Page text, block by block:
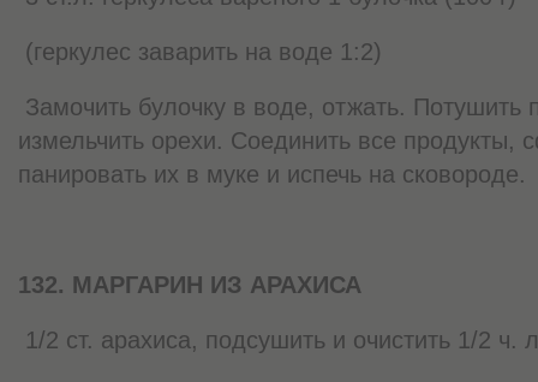
(геркулес заварить на воде 1:2)
Замочить булочку в воде, отжать. Потушить
измельчить орехи. Соединить все продукты,
панировать их в муке и испечь на сковороде.
132. МАРГАРИН ИЗ АРАХИСА
1/2 ст. арахиса, подсушить и очистить 1/2 ч.